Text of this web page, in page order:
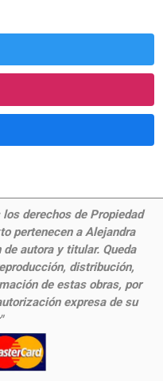
los derechos de Propiedad
pertenecen a Alejandra
autora y titular. Queda
distribución,
de estas obras, por
expresa de su